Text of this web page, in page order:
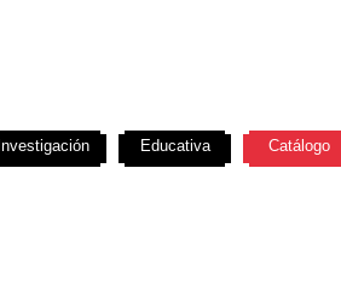
Investigación Educativa Catálogo